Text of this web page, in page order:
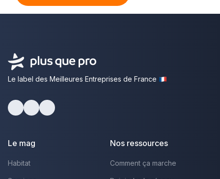
Le label des Meilleures Entreprises de France
Le mag
Habitat
Nos ressources
Comment ça marche